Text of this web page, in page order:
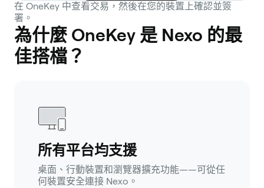
在 OneKey 中查看交易，然後在您的裝置上確認並簽
署。
為什麼 OneKey 是 Nexo 的最
佳搭檔？
所有平台均支援
桌面、行動裝置和瀏覽器擴充功能——可從任
何裝置安全連接 Nexo。